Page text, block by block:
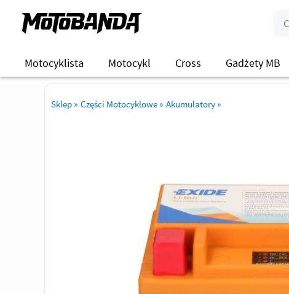
Motocyklista Motocykl Cross Gadżety MB
Sklep » Części Motocyklowe » Akumulatory »